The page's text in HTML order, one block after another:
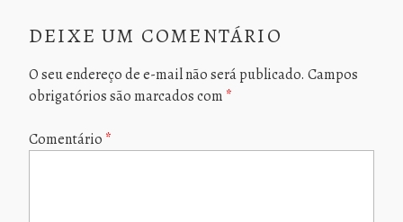
DEIXE UM COMENTÁRIO
O seu endereço de e-mail não será publicado. Campos
obrigatórios são marcados com *
Comentário *